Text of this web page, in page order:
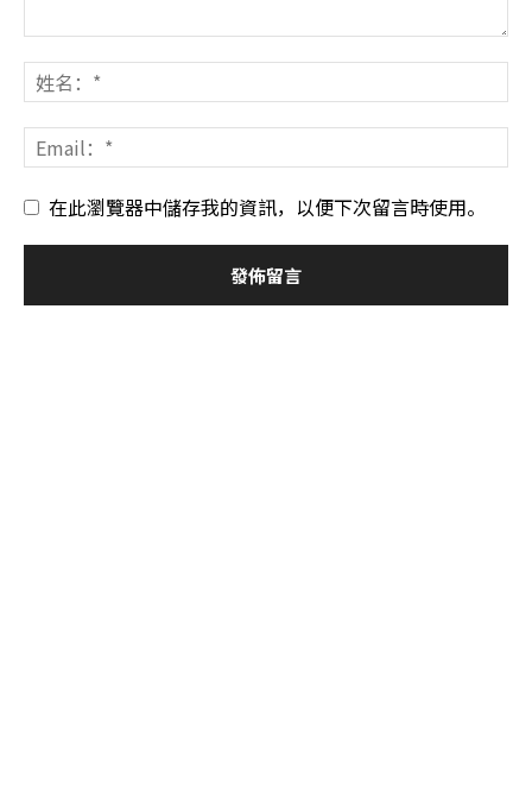
在此瀏覽器中儲存我的資訊，以便下次留言時使用。